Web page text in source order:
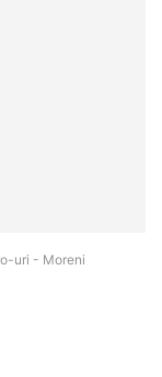
uri - Moreni